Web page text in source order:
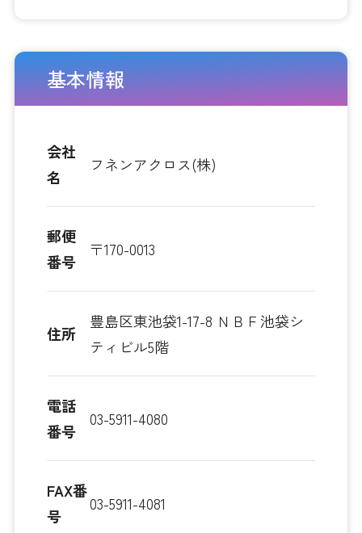
基本情報
会社
名
フネンアクロス(株)
郵便
番号
〒170-0013
住所
豊島区東池袋1-17-8 ＮＢＦ池袋シ
ティビル5階
電話
番号
03-5911-4080
FAX番
号
03-5911-4081